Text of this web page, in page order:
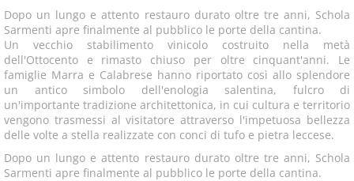
Dopo un lungo e attento restauro durato oltre tre anni, Schola
Sarmenti apre finalmente al pubblico le porte della cantina.
Un vecchio stabilimento vinicolo costruito nella metà
dell'Ottocento e rimasto chiuso per oltre cinquant'anni. Le
famiglie Marra e Calabrese hanno riportato così allo splendore
un antico simbolo dell'enologia salentina, fulcro di
un'importante tradizione architettonica, in cui cultura e territorio
vengono trasmessi al visitatore attraverso l'impetuosa bellezza
delle volte a stella realizzate con conci di tufo e pietra leccese.
Dopo un lungo e attento restauro durato oltre tre anni, Schola
Sarmenti apre finalmente al pubblico le porte della cantina.